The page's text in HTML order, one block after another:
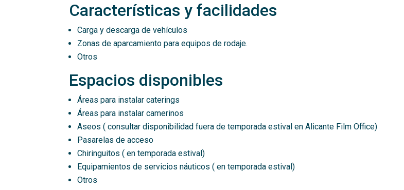
Características y facilidades
Carga y descarga de vehículos
Zonas de aparcamiento para equipos de rodaje.
Otros
Espacios disponibles
Áreas para instalar caterings
Áreas para instalar camerinos
Aseos ( consultar disponibilidad fuera de temporada estival en Alicante Film Office)
Pasarelas de acceso
Chiringuitos ( en temporada estival)
Equipamientos de servicios náuticos ( en temporada estival)
Otros